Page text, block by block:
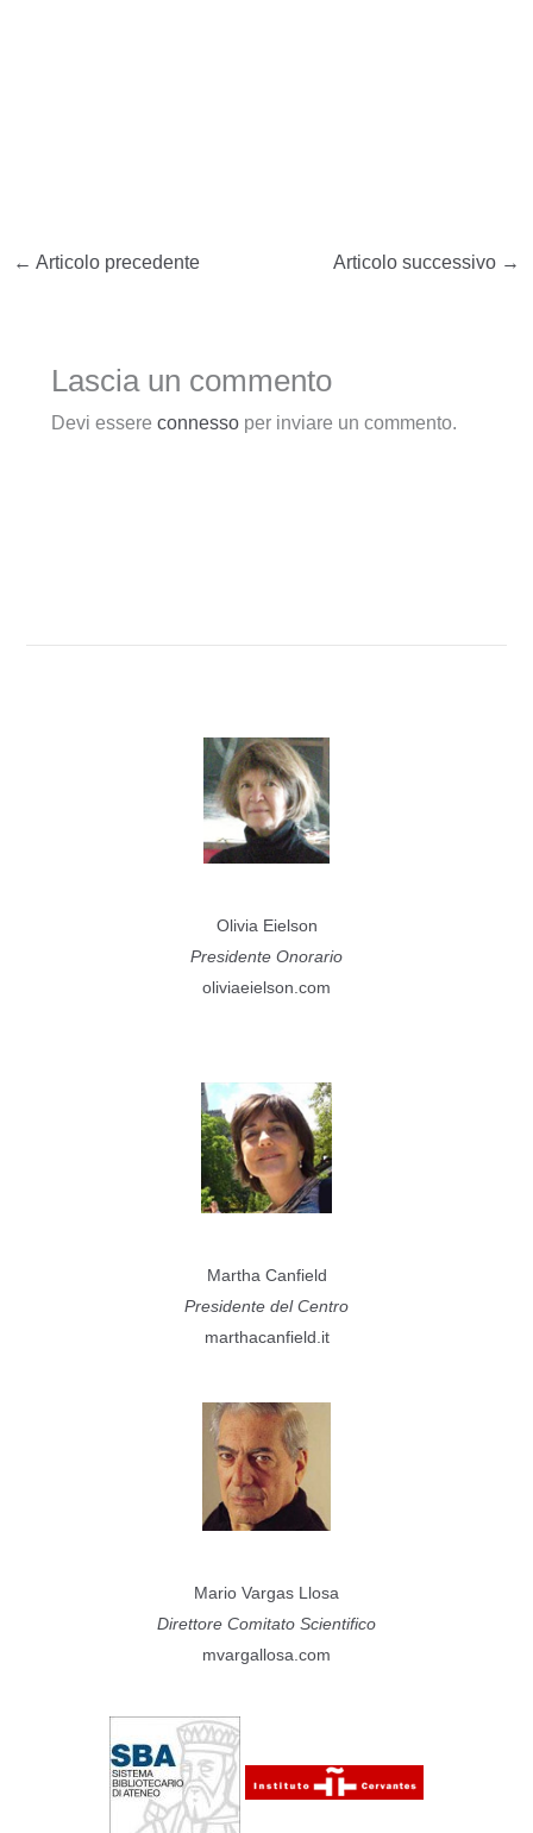
← Articolo precedente Articolo successivo →
Lascia un commento
Devi essere connessoper inviare un commento.
Olivia Eielson
Presidente Onorario
oliviaeielson.com
Martha Canfield
Presidente del Centro
marthacanfield.it
Mario Vargas Llosa
Direttore Comitato Scientifico
mvargallosa.com